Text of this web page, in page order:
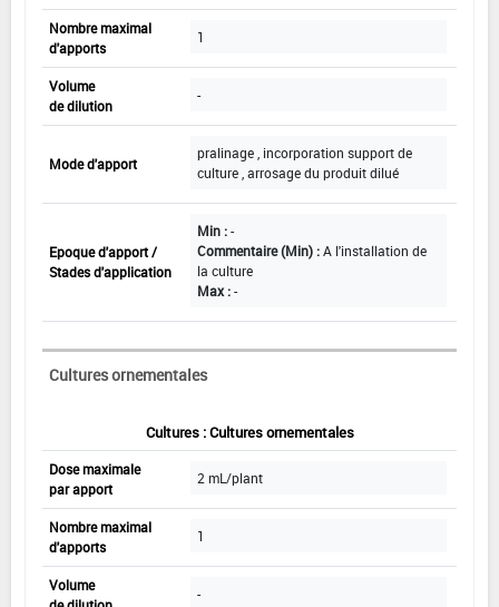
Nombre maximal
d'apports
1
Volume
de dilution
-
Mode d'apport
pralinage , incorporation support de
culture , arrosage du produit dilué
Epoque d'apport /
Stades d'application
Min :-
Commentaire (Min) :A l'installation de
la culture
Max :-
Cultures ornementales
Cultures : Cultures ornementales
Dose maximale
par apport
2 mL/plant
Nombre maximal
d'apports
1
Volume
-